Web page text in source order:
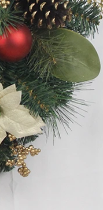
2026-05-06 15:28:43